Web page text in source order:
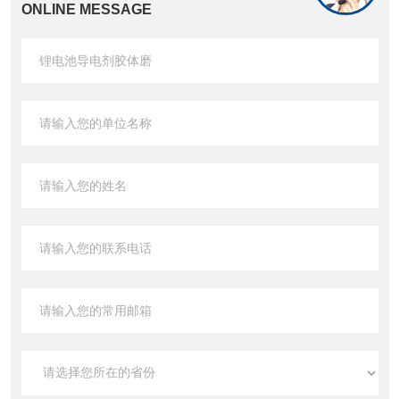
ONLINE MESSAGE